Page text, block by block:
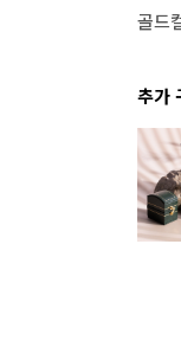
골드
추가